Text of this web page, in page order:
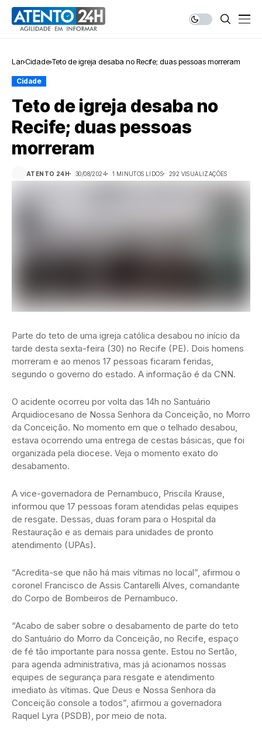
Lar Cidade Teto de igreja desaba no Recife; duas pessoas morreram
Cidade
Teto de igreja desaba no
Recife; duas pessoas
morreram
ATENTO 24H 30/08/2024 1 MINUTOS LIDOS 292 VISUALIZAÇÕES
Parte do teto de uma igreja católica desabou no início da
tarde desta sexta-feira (30) no Recife (PE). Dois homens
morreram e ao menos 17 pessoas ficaram feridas,
segundo o governo do estado. A informação é da CNN.
O acidente ocorreu por volta das 14h no Santuário
Arquidiocesano de Nossa Senhora da Conceição, no Morro
da Conceição. No momento em que o telhado desabou,
estava ocorrendo uma entrega de cestas básicas, que foi
organizada pela diocese. Veja o momento exato do
desabamento.
A vice-governadora de Pernambuco, Priscila Krause,
informou que 17 pessoas foram atendidas pelas equipes
de resgate. Dessas, duas foram para o Hospital da
Restauração e as demais para unidades de pronto
atendimento (UPAs).
“Acredita-se que não há mais vítimas no local”, afirmou o
coronel Francisco de Assis Cantarelli Alves, comandante
do Corpo de Bombeiros de Pernambuco.
“Acabo de saber sobre o desabamento de parte do teto
do Santuário do Morro da Conceição, no Recife, espaço
de fé tão importante para nossa gente. Estou no Sertão,
para agenda administrativa, mas já acionamos nossas
equipes de segurança para resgate e atendimento
imediato às vítimas. Que Deus e Nossa Senhora da
Conceição console a todos”, afirmou a governadora
Raquel Lyra (PSDB), por meio de nota.